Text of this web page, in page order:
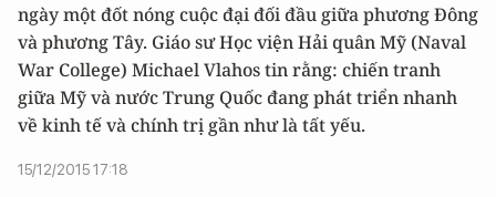
ngày một đốt nóng cuộc đại đối đầu giữa phương Đông
và phương Tây. Giáo sư Học viện Hải quân Mỹ (Naval
War College) Michael Vlahos tin rằng: chiến tranh
giữa Mỹ và nước Trung Quốc đang phát triển nhanh
về kinh tế và chính trị gần như là tất yếu.
15/12/2015 17:18